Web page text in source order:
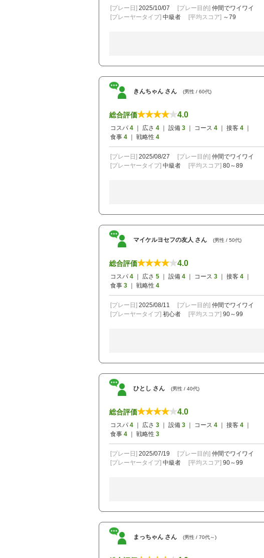
[プレー日] 2025/10/07 [プレー目的] 仲間でワイワイ
[プレーヤータイプ] 中級者 [平均スコア] ～79
きんちゃん さん (男性 / 60代)
総合評価 4.0
コスパ 4 ｜ 広さ 4 ｜ 設備 3 ｜ コース 4 ｜ 接客 4
食事 4 ｜ 戦略性 4
[プレー日] 2025/08/27 [プレー目的] 仲間でワイワイ
[プレーヤータイプ] 中級者 [平均スコア] 80～89
マイケルヨセフの友人 さん (男性 / 50代)
総合評価 4.0
コスパ 4 ｜ 広さ 5 ｜ 設備 4 ｜ コース 3 ｜ 接客 4
食事 3 ｜ 戦略性 4
[プレー日] 2025/08/11 [プレー目的] 仲間でワイワイ
[プレーヤータイプ] 初心者 [平均スコア] 90～99
ひとし さん (男性 / 40代)
総合評価 4.0
コスパ 4 ｜ 広さ 3 ｜ 設備 3 ｜ コース 4 ｜ 接客 4
食事 4 ｜ 戦略性 3
[プレー日] 2025/07/19 [プレー目的] 仲間でワイワイ
[プレーヤータイプ] 中級者 [平均スコア] 90～99
まっちゃん さん (男性 / 70代～)